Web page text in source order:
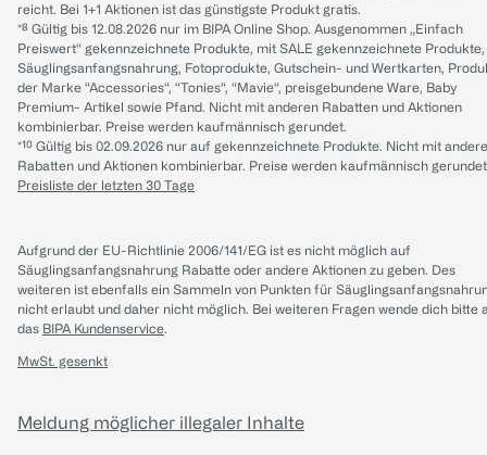
reicht. Bei 1+1 Aktionen ist das günstigste Produkt gratis.
*⁸ Gültig bis 12.08.2026 nur im BIPA Online Shop. Ausgenommen „Einfach
Preiswert“ gekennzeichnete Produkte, mit SALE gekennzeichnete Produkte,
Säuglingsanfangsnahrung, Fotoprodukte, Gutschein- und Wertkarten,
der Marke “Accessories“, “Tonies“, “Mavie“, preisgebundene Ware, Baby
Premium- Artikel sowie Pfand. Nicht mit anderen Rabatten und Aktionen
kombinierbar. Preise werden kaufmännisch gerundet.
*¹⁰ Gültig bis 02.09.2026 nur auf gekennzeichnete Produkte. Nicht mit
Rabatten und Aktionen kombinierbar. Preise werden kaufmännisch
Preisliste der letzten 30 Tage
Aufgrund der EU-Richtlinie 2006/141/EG ist es nicht möglich auf
Säuglingsanfangsnahrung Rabatte oder andere Aktionen zu geben. Des
weiteren ist ebenfalls ein Sammeln von Punkten für
nicht erlaubt und daher nicht möglich. Bei weiteren Fragen wende dich bitte
das BIPA Kundenservice.
MwSt. gesenkt
Meldung möglicher illegaler Inhalte